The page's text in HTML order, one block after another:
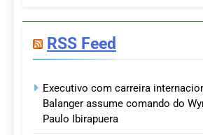
RSS Feed
Executivo com carreira
Balanger assume comando do
Paulo Ibirapuera